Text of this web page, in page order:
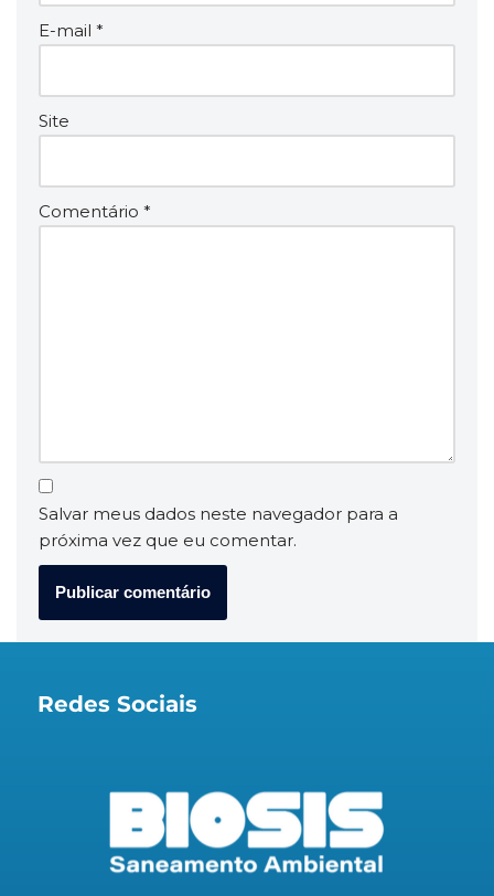
E-mail *
Site
Comentário *
Salvar meus dados neste navegador para a
próxima vez que eu comentar.
Redes Sociais